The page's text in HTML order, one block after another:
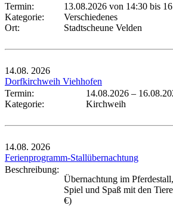
Termin:
13.08.2026 von 14:30 bis
Kategorie:
Verschiedenes
Ort:
Stadtscheune Velden
14.08. 2026
Dorfkirchweih Viehhofen
Termin:
14.08.2026 –
Kategorie:
Kirchweih
14.08. 2026
Ferienprogramm-Stallübernachtung
Beschreibung:
Übernachtung im
Spiel und Spaß mit den
€)